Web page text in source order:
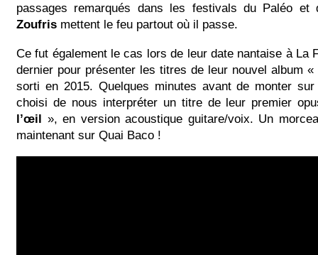
passages remarqués dans les festivals du Paléo et
Zoufris mettent le feu partout où il passe.
Ce fut également le cas lors de leur date nantaise à La
dernier pour présenter les titres de leur nouvel album «
sorti en 2015. Quelques minutes avant de monter
choisi de nous interpréter un titre de leur premier
l’œil », en version acoustique guitare/voix. Un
maintenant sur Quai Baco !